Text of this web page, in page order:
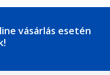
vásárlás esetén